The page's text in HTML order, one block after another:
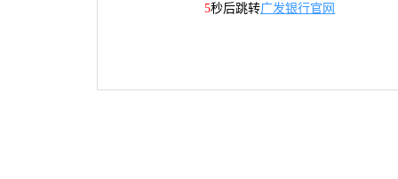
5秒后跳转广发银行官网